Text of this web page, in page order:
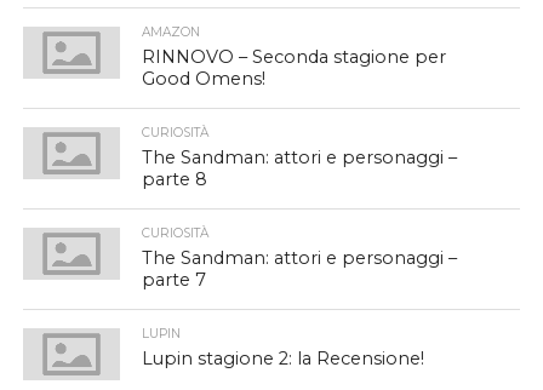
AMAZON
RINNOVO – Seconda stagione per
Good Omens!
CURIOSITÀ
The Sandman: attori e personaggi –
parte 8
CURIOSITÀ
The Sandman: attori e personaggi –
parte 7
LUPIN
Lupin stagione 2: la Recensione!